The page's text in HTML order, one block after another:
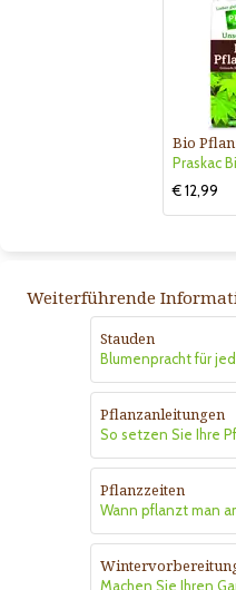
€ 12,99
Weiterführende
Stauden
Blumenpracht für
Pflanzanleitungen
So setzen Sie Ihre
Pflanzzeiten
Wann pflanzt man
Machen Sie Ihren